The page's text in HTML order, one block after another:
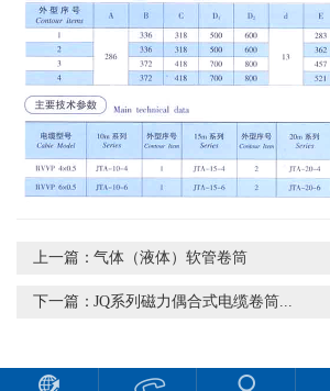
上一篇：气体（液体）软管卷筒
下一篇：JQ系列磁力偶合式电缆卷筒...